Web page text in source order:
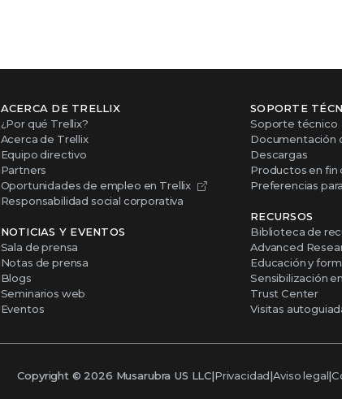
ACERCA DE TRELLIX
¿Por qué Trellix?
Acerca de Trellix
Equipo directivo
Partners
Oportunidades de empleo en Trellix
Responsabilidad social corporativa
NOTICIAS Y EVENTOS
Sala de prensa
Notas de prensa
Blogs
Seminarios web
Eventos
SOPORTE
Soporte técnico
Documentación
Descargas
Productos en fin
Preferencias
RECURSOS
Biblioteca de
Advanced
Educación y
Sensibilización
Trust Center
Visitas
Copyright © 2026 Musarubra US LLC|Privacidad|Aviso legal|